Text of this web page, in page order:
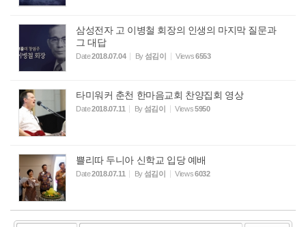
삼성전자 고 이병철 회장의 인생의 마지막 질문과
그 대답
Date2018.07.04 By섬김이 Views6553
타미워커 춘천 한마음교회 찬양집회 영상
Date2018.07.11 By섬김이 Views5950
쁠리따 두니아 신학교 입당 예배
Date2018.07.11 By섬김이 Views6032